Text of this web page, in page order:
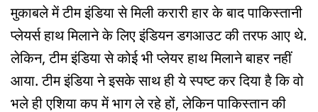
मुकाबले में टीम इंडिया से‍ मिली करारी हार के बाद पाकिस्तानी
प्लेयर्स हाथ मिलाने के लिए इंडियन डगआउट की तरफ आए थे.
लेकिन, टीम इंडिया से कोई भी प्लेयर हाथ मिलाने बाहर नहीं
आया. टीम इंडिया ने इसके साथ ही ये स्पष्ट कर दिया है कि वो
भले ही एश‍िया कप में भाग ले रहे हों, लेकिन पाकिस्तान की